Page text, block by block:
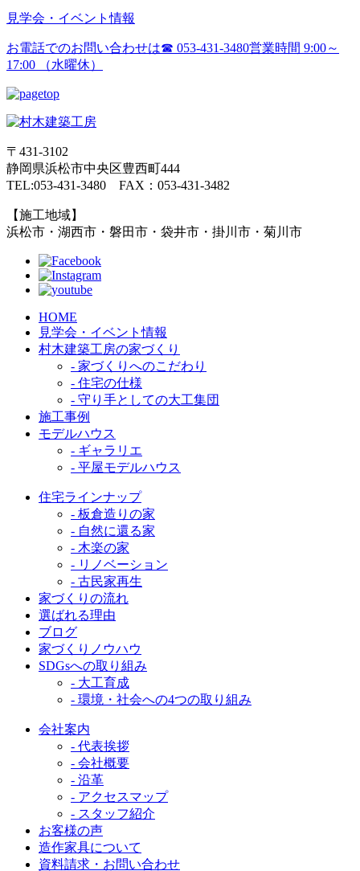
見学会・イベント情報
お電話でのお問い合わせは☎ 053-431-3480営業時間 9:00～
17:00 （水曜休）
〒431-3102
静岡県浜松市中央区豊西町444
TEL:053-431-3480 FAX：053-431-3482
【施工地域】
浜松市・湖西市・磐田市・袋井市・掛川市・菊川市
HOME
見学会・イベント情報
村木建築工房の家づくり
- 家づくりへのこだわり
- 住宅の仕様
- 守り手としての大工集団
施工事例
モデルハウス
- ギャラリエ
- 平屋モデルハウス
住宅ラインナップ
- 板倉造りの家
- 自然に還る家
- 木楽の家
- リノベーション
- 古民家再生
家づくりの流れ
選ばれる理由
ブログ
家づくりノウハウ
SDGsへの取り組み
- 大工育成
- 環境・社会への4つの取り組み
会社案内
- 代表挨拶
- 会社概要
- 沿革
- アクセスマップ
- スタッフ紹介
お客様の声
造作家具について
資料請求・お問い合わせ